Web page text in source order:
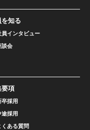
知る
員インタビュー
談会
要項
卒採用
途採用
くある質問